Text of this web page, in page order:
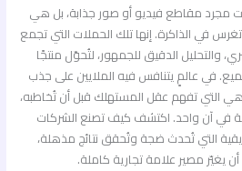
مجرد مقاطع فيديو أو صور جذابة، بل هي
في الذاكرة. إنها تلك الحملات التي تجمع
والتحليل الدقيق للجمهور، لتُحوّل منتجًا
في عالمٍ يتنافس فيه الملايين على جذب
هي التي تفهم عقل المستهلك قبل أن تُخاطبه،
في آن واحد. اكتشف كيف تصنع الشركات
التي تُحدث ضجة وتُحقق نتائج مذهلة،
يغيّر مصير علامة تجارية كاملة.